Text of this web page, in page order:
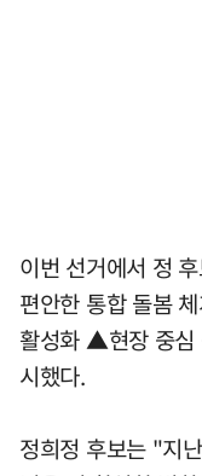
이번 선거에서 정
편안한 통합 돌봄
활성화 ▲현장 중심
시했다.
정희정 후보는 "지